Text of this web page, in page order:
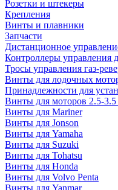
Розетки и штекеры
Крепления
Винты и плавники
Запчасти
Дистанционное
Контроллеры управления
Тросы управления газ-
Винты для лодочных
Принадлежности для
Винты для моторов 2.5-3.5
Винты для Mariner
Винты для Jonson
Винты для Yamaha
Винты для Suzuki
Винты для Tohatsu
Винты для Honda
Винты для Volvo Penta
Винты для Yanmar